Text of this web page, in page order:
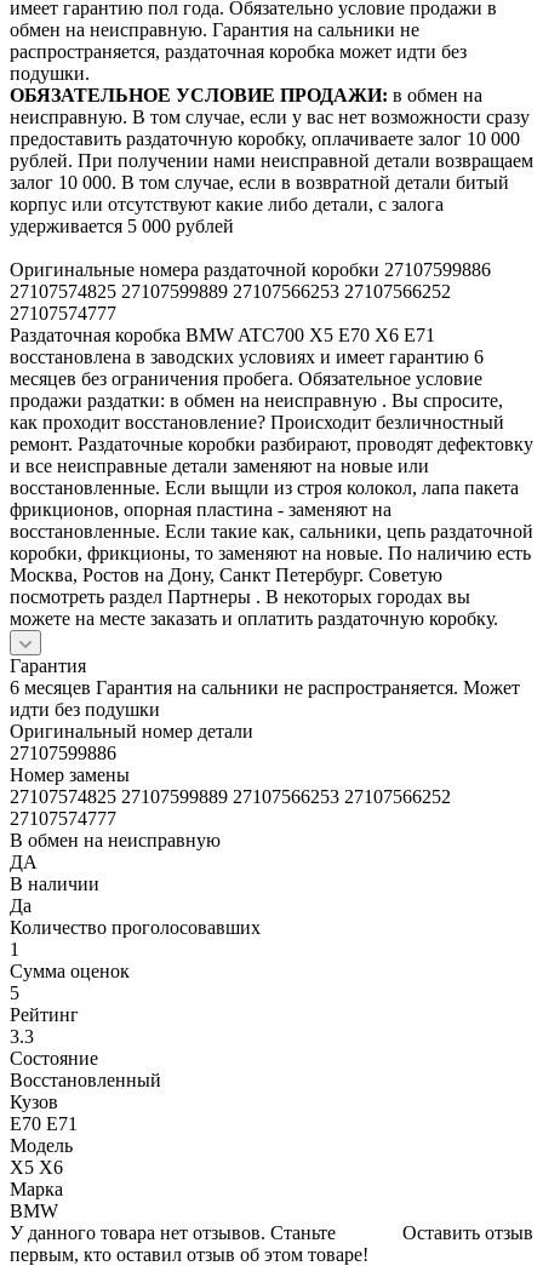
имеет гарантию пол года. Обязательно условие продажи в
обмен на неисправную. Гарантия на сальники не
распространяется, раздаточная коробка может идти без
подушки.
ОБЯЗАТЕЛЬНОЕ УСЛОВИЕ ПРОДАЖИ: в обмен на
неисправную. В том случае, если у вас нет возможности сразу
предоставить раздаточную коробку, оплачиваете залог 10 000
рублей. При получении нами неисправной детали возвращаем
залог 10 000. В том случае, если в возвратной детали битый
корпус или отсутствуют какие либо детали, с залога
удерживается 5 000 рублей
Оригинальные номера раздаточной коробки 27107599886
27107574825 27107599889 27107566253 27107566252
27107574777
Раздаточная коробка BMW ATC700 X5 E70 X6 E71
восстановлена в заводских условиях и имеет гарантию 6
месяцев без ограничения пробега. Обязательное условие
продажи раздатки: в обмен на неисправную . Вы спросите,
как проходит восстановление? Происходит безличностный
ремонт. Раздаточные коробки разбирают, проводят дефектовку
и все неисправные детали заменяют на новые или
восстановленные. Если выщли из строя колокол, лапа пакета
фрикционов, опорная пластина - заменяют на
восстановленные. Если такие как, сальники, цепь раздаточной
коробки, фрикционы, то заменяют на новые. По наличию есть
Москва, Ростов на Дону, Санкт Петербург. Советую
посмотреть раздел Партнеры . В некоторых городах вы
можете на месте заказать и оплатить раздаточную коробку.
Гарантия
6 месяцев Гарантия на сальники не распространяется. Может
идти без подушки
Оригинальный номер детали
27107599886
Номер замены
27107574825 27107599889 27107566253 27107566252
27107574777
В обмен на неисправную
ДА
В наличии
Да
Количество проголосовавших
1
Сумма оценок
5
Рейтинг
3.3
Состояние
Восстановленный
Кузов
E70 E71
Модель
X5 X6
Марка
BMW
Оставить отзыв
У данного товара нет отзывов. Станьте
первым, кто оставил отзыв об этом товаре!